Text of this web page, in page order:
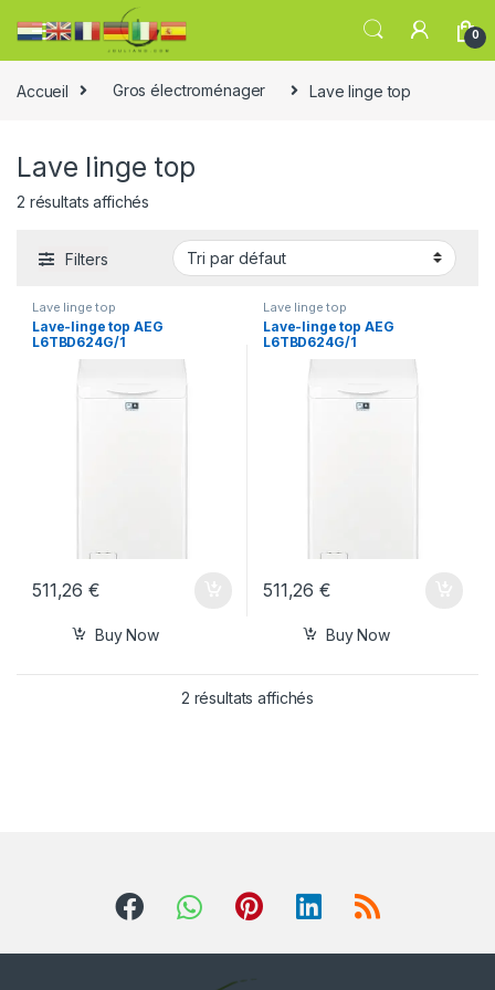
0
Accueil Gros électroménager Lave linge top
Lave linge top
2 résultats affichés
Filters
Lave linge top
Lave-linge top AEG
L6TBD624G/1
511,26€
Buy Now
Lave linge top
Lave-linge top AEG
L6TBD624G/1
511,26€
Buy Now
2 résultats affichés